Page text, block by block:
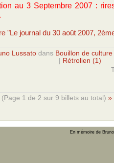
au 3 Septembre 2007 :
"Le journal du 30 août 2007,
Lussato dans Bouillon de culture
Rétrolien (1)
(Page 1 de 2 sur 9 billets au total) »
En mémoire de